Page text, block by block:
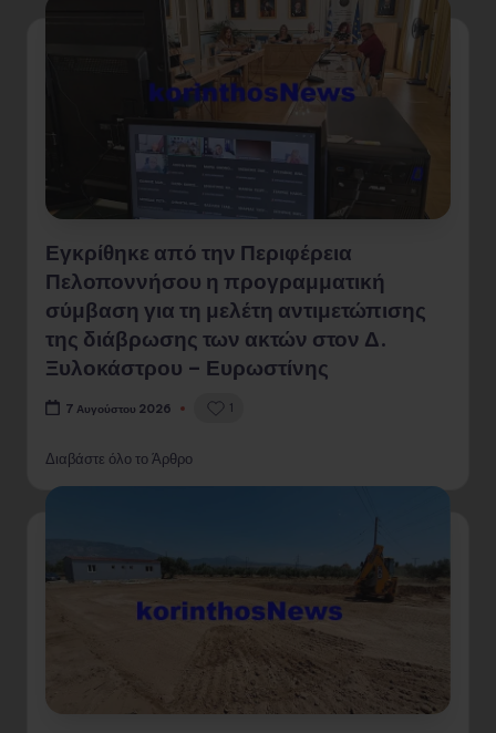
Εγκρίθηκε από την Περιφέρεια
Πελοποννήσου η προγραμματική
σύμβαση για τη μελέτη αντιμετώπισης
της διάβρωσης των ακτών στον Δ.
Ξυλοκάστρου – Ευρωστίνης
7 Αυγούστου 2026 1
Διαβάστε όλο το Άρθρο